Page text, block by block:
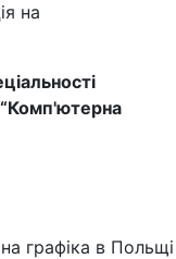
на
“Комп'ютерна
графіка в Польщі